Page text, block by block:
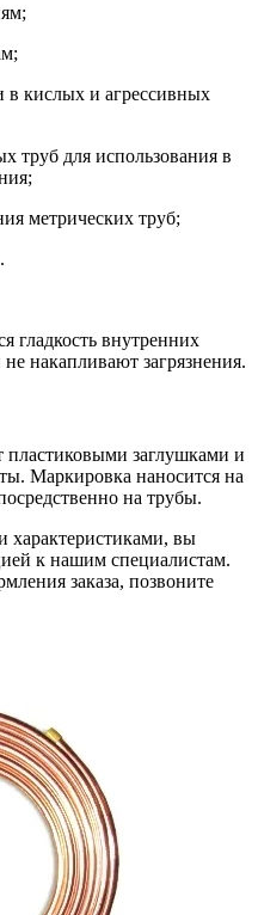
в кислых и агрессивных
труб для использования в
метрических труб;
гладкость внутренних
накапливают загрязнения.
заглушками и
Маркировка наносится на
на трубы.
характеристиками, вы
к нашим специалистам.
заказа, позвоните